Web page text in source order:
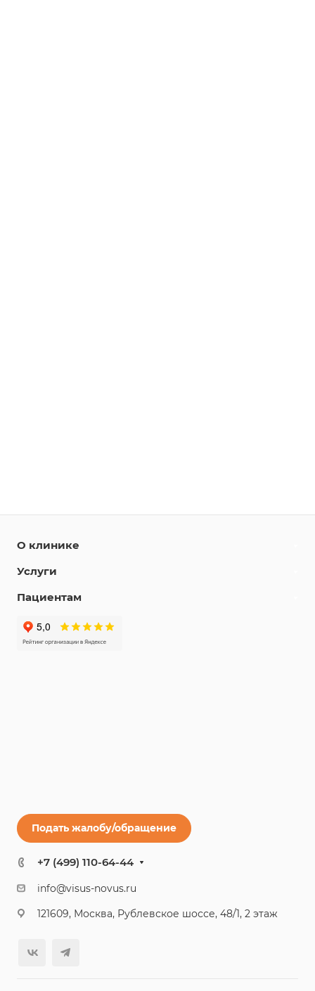
О клинике
Услуги
Пациентам
Подать жалобу/обращение
+7 (499) 110-64-44
info@visus-novus.ru
121609, Москва, Рублевское шоссе, 48/1, 2 этаж